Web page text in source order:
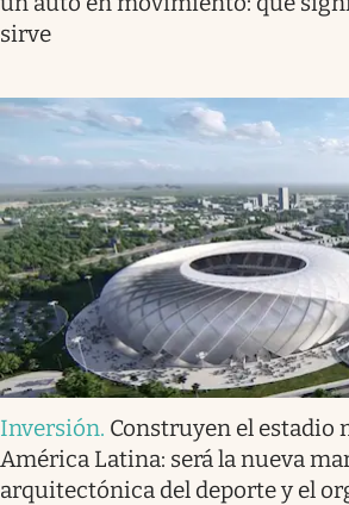
sirve
Inversión. Construyen el estadio
América Latina: será la nueva
arquitectónica del deporte y el